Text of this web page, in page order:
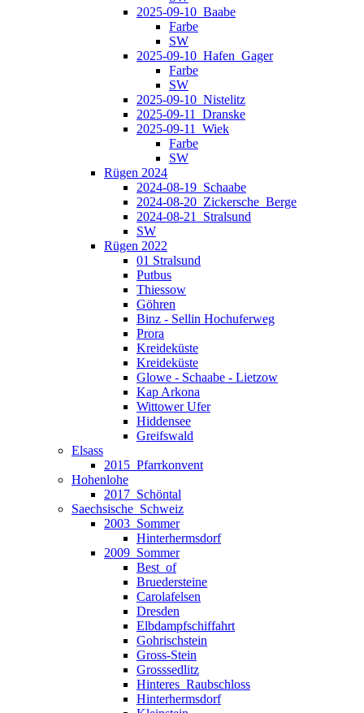
2025-09-10_Baabe
Farbe
SW
2025-09-10_Hafen_Gager
Farbe
SW
2025-09-10_Nistelitz
2025-09-11_Dranske
2025-09-11_Wiek
Farbe
SW
Rügen 2024
2024-08-19_Schaabe
2024-08-20_Zickersche_Berge
2024-08-21_Stralsund
SW
Rügen 2022
01 Stralsund
Putbus
Thiessow
Göhren
Binz - Sellin Hochuferweg
Prora
Kreideküste
Kreideküste
Glowe - Schaabe - Lietzow
Kap Arkona
Wittower Ufer
Hiddensee
Greifswald
Elsass
2015_Pfarrkonvent
Hohenlohe
2017_Schöntal
Saechsische_Schweiz
2003_Sommer
Hinterhermsdorf
2009_Sommer
Best_of
Bruedersteine
Carolafelsen
Dresden
Elbdampfschiffahrt
Gohrischstein
Gross-Stein
Grosssedlitz
Hinteres_Raubschloss
Hinterhermsdorf